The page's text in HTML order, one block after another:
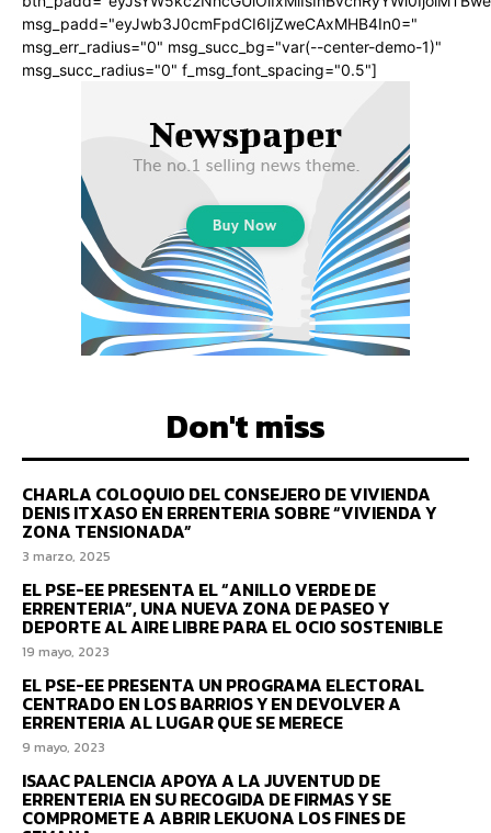
msg_padd="eyJwb3J0cmFpdCI6IjZweCAxMHB4In0="
msg_err_radius="0" msg_succ_bg="var(--center-demo-1)"
msg_succ_radius="0" f_msg_font_spacing="0.5"]
Don't miss
CHARLA COLOQUIO DEL CONSEJERO DE VIVIENDA
DENIS ITXASO EN ERRENTERIA SOBRE “VIVIENDA Y
ZONA TENSIONADA”
3 marzo, 2025
EL PSE-EE PRESENTA EL “ANILLO VERDE DE
ERRENTERIA”, UNA NUEVA ZONA DE PASEO Y
DEPORTE AL AIRE LIBRE PARA EL OCIO SOSTENIBLE
19 mayo, 2023
EL PSE-EE PRESENTA UN PROGRAMA ELECTORAL
CENTRADO EN LOS BARRIOS Y EN DEVOLVER A
ERRENTERIA AL LUGAR QUE SE MERECE
9 mayo, 2023
ISAAC PALENCIA APOYA A LA JUVENTUD DE
ERRENTERIA EN SU RECOGIDA DE FIRMAS Y SE
COMPROMETE A ABRIR LEKUONA LOS FINES DE